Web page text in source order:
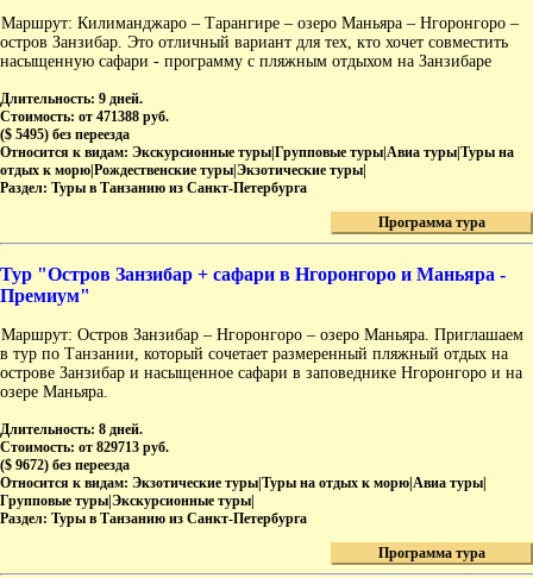
Маршрут: Килиманджаро – Тарангире – озеро Маньяра – Нгоронгоро –
остров Занзибар. Это отличный вариант для тех, кто хочет совместить
насыщенную сафари - программу с пляжным отдыхом на Занзибаре
Длительность: 9 дней.
Стоимость: от 471388 руб.
($ 5495) без переезда
Относится к видам: Экскурсионные туры|Групповые туры|Авиа туры|Туры на
отдых к морю|Рождественские туры|Экзотические туры|
Раздел: Туры в Танзанию из Санкт-Петербурга
Программа тура
Тур "Остров Занзибар + сафари в Нгоронгоро и Маньяра -
Премиум"
Маршрут: Остров Занзибар – Нгоронгоро – озеро Маньяра. Приглашаем
в тур по Танзании, который сочетает размеренный пляжный отдых на
острове Занзибар и насыщенное сафари в заповеднике Нгоронгоро и на
озере Маньяра.
Длительность: 8 дней.
Стоимость: от 829713 руб.
($ 9672) без переезда
Относится к видам: Экзотические туры|Туры на отдых к морю|Авиа туры|
Групповые туры|Экскурсионные туры|
Раздел: Туры в Танзанию из Санкт-Петербурга
Программа тура